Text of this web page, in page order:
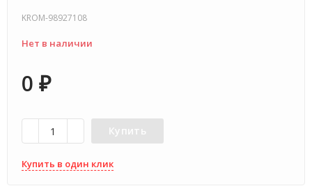
KROM-98927108
Нет в наличии
0 ₽
Купить
Купить в один клик